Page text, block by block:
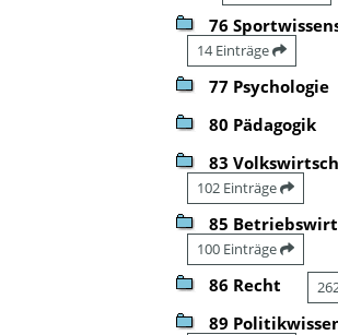
76
14 Einträge
77 Psychologie
80 Pädagogik
83
102 Einträge
85
100 Einträge
86 Recht
89